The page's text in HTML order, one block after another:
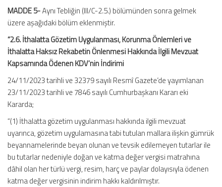
MADDE 5-Aynı Tebliğin (III/C-2.5.) bölümünden sonra gelmek
üzere aşağıdaki bölüm eklenmiştir.
“2.6. İthalatta Gözetim Uygulanması, Korunma Önlemleri ve
İthalatta Haksız Rekabetin Önlenmesi Hakkında İlgili Mevzuat
Kapsamında Ödenen KDV’nin İndirimi
24/11/2023 tarihli ve 32379 sayılı Resmî Gazete’de yayımlanan
23/11/2023 tarihli ve 7846 sayılı Cumhurbaşkanı Kararı eki
Kararda;
“(1) İthalatta gözetim uygulanması hakkında ilgili mevzuat
uyarınca, gözetim uygulamasına tabi tutulan mallara ilişkin gümrük
beyannamelerinde beyan olunan ve tevsik edilemeyen tutarlar ile
bu tutarlar nedeniyle doğan ve katma değer vergisi matrahına
dâhil olan her türlü vergi, resim, harç ve paylar dolayısıyla ödenen
katma değer vergisinin indirim hakkı kaldırılmıştır.